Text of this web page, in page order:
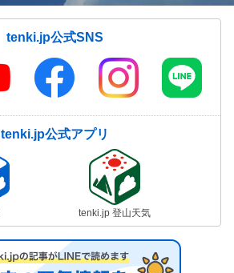
tenki.jp公式SNS
tenki.jp公式アプリ
tenki.jp 登山天気